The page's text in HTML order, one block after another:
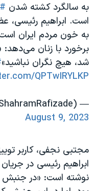
به سالگرد کشته شدن
است. ابراهیم رئیسی،
به خون مردم ایران
برخورد با زنان
شد، هیچ نگران نباشید»
QPTwIRYLKP
— Shahram Rafizadeh (@ShahramRafizade)
August 9, 2023
مجتبی نجفی، کاربر
ابراهیم رئیسی در
نوشته است: «در جنبش